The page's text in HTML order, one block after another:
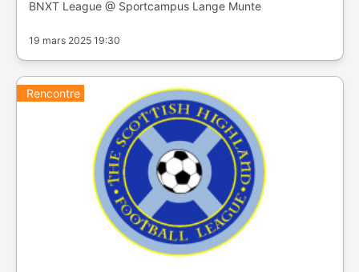
BNXT League @ Sportcampus Lange Munte
19 mars 2025 19:30
Rencontre